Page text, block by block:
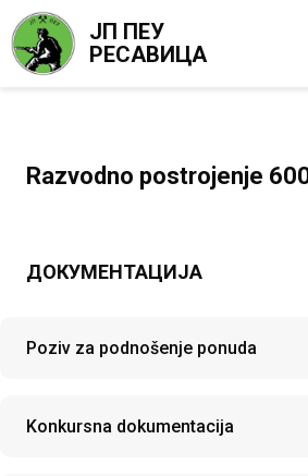
ЈП ПЕУ
РЕСАВИЦА
Razvodno postrojenje
ДОКУМЕНТАЦИЈА
Poziv za podnošenje ponuda
Konkursna dokumentacija